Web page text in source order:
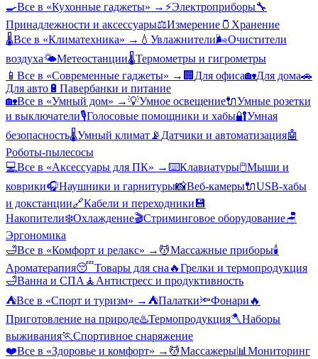
🍳Все в «Кухонные гаджеты» → ⚡Электроприборы🔧
Принадлежности и аксессуары⚖️Измерение 🫙 Хранение
🌡️Все в «Климатехника» → 💧 Увлажнители🌬️Очистители
воздуха🌤️Метеостанции🌡️Термометры и гигрометры
📱 Все в «Современные гаджеты» → 🏢 Для офиса🏡Для дома🚗
Для авто 🔋 Павербанки и питание
🏡Все в «Умный дом» →💡Умное освещение🔌Умные розетки
и выключатели🎙️Голосовые помощники и хабы🔐Умная
безопасность🌡️Умный климат 📡 Датчики и автоматизация🤖
Роботы-пылесосы
💻Все в «Аксессуары для ПК» →⌨️Клавиатуры🖱️Мыши и
коврики🎧Наушники и гарнитуры📸Веб-камеры🔌USB-хабы
и докстанции🔗Кабели и переходники 💾
Накопители❄️Охлаждение🎬Стриминговое оборудование🪑
Эргономика
🛁Все в «Комфорт и релакс» → 💆Массажные приборы🕯️
Ароматерапия😴Товары для сна 🔥Грелки и термопродукция
🛁Ванна и СПА 🧘 Антистресс и продуктивность
⛺Все в «Спорт и туризм» → ⛺Палатки🔦Фонари 🔥
Приготовление на природе♨️Термопродукция🪓Наборы
выживания🏃Спортивное снаряжение
❤️Все в «Здоровье и комфорт» → 💆Массажеры📊 Мониторинг